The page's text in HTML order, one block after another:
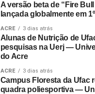
A versão beta de “Fire
lançada globalmente em
ACRE 3 dias atrás
Alunas de Nutrição de
pesquisas na Uerj —
do Acre
ACRE 3 dias atrás
Campus Floresta da Ufac
quadra poliesportiva —